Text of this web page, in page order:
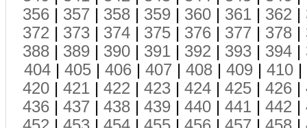
356 | 357 | 358 | 359 | 360 | 361 | 362 |
372 | 373 | 374 | 375 | 376 | 377 | 378 |
388 | 389 | 390 | 391 | 392 | 393 | 394 |
404 | 405 | 406 | 407 | 408 | 409 | 410 |
420 | 421 | 422 | 423 | 424 | 425 | 426 |
436 | 437 | 438 | 439 | 440 | 441 | 442 |